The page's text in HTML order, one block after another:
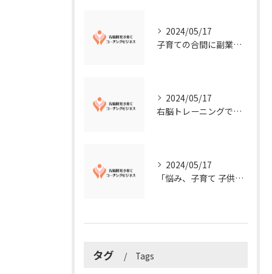
2024/05/17
子育ての合間に副業コーチングで収入アップ！右脳開発子育てコーチングビジネスの可能性とは？
2024/05/17
右脳トレーニングで視覚的センスを磨こう！
2024/05/17
「悩み、子育て 子供の発達」を解決する右脳開発子育てコーチングビジネス業界の魅力とは？
タグ Tags